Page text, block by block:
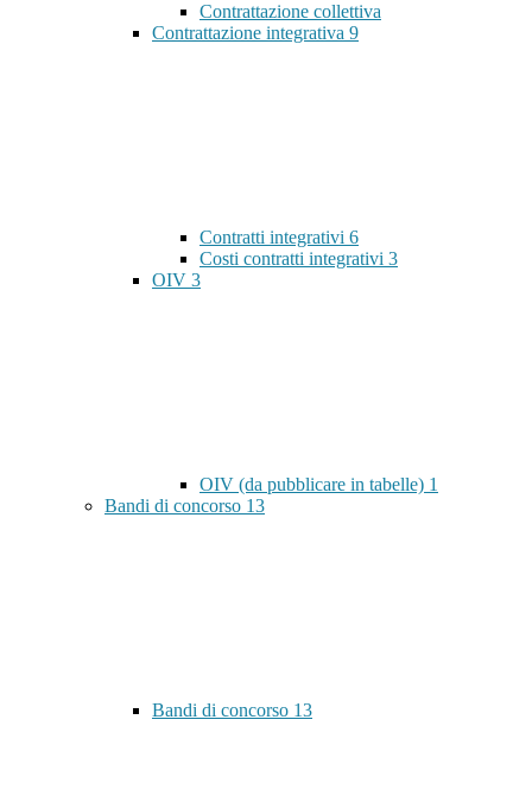
Contrattazione collettiva
Contrattazione integrativa 9
Contratti integrativi 6
Costi contratti integrativi 3
OIV 3
OIV (da pubblicare in tabelle) 1
Bandi di concorso 13
Bandi di concorso 13